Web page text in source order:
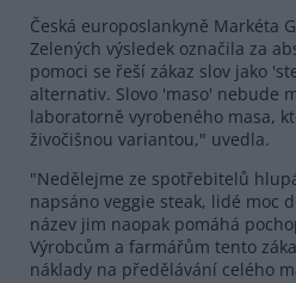
Česká europoslankyně Markéta
Zelených výsledek označila za
pomoci se řeší zákaz slov jako
alternativ. Slovo 'maso' nebude
laboratorně vyrobeného masa,
živočišnou variantou," uvedla.
"Nedělejme ze spotřebitelů
napsáno veggie steak, lidé moc
název jim naopak pomáhá
Výrobcům a farmářům tento
náklady na předělávání celého